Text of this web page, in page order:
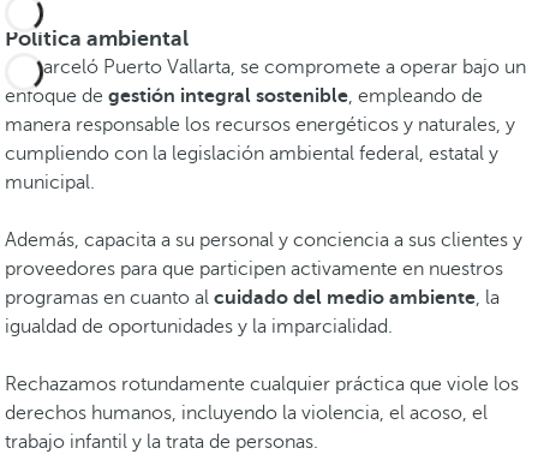
Política ambiental
En Barceló Puerto Vallarta, se compromete a operar bajo un
enfoque de gestión integral sostenible , empleando de
manera responsable los recursos energéticos y naturales, y
cumpliendo con la legislación ambiental federal, estatal y
municipal.
Además, capacita a su personal y conciencia a sus clientes y
proveedores para que participen activamente en nuestros
programas en cuanto al cuidado del medio ambiente , la
igualdad de oportunidades y la imparcialidad.
Rechazamos rotundamente cualquier práctica que viole los
derechos humanos, incluyendo la violencia, el acoso, el
trabajo infantil y la trata de personas.